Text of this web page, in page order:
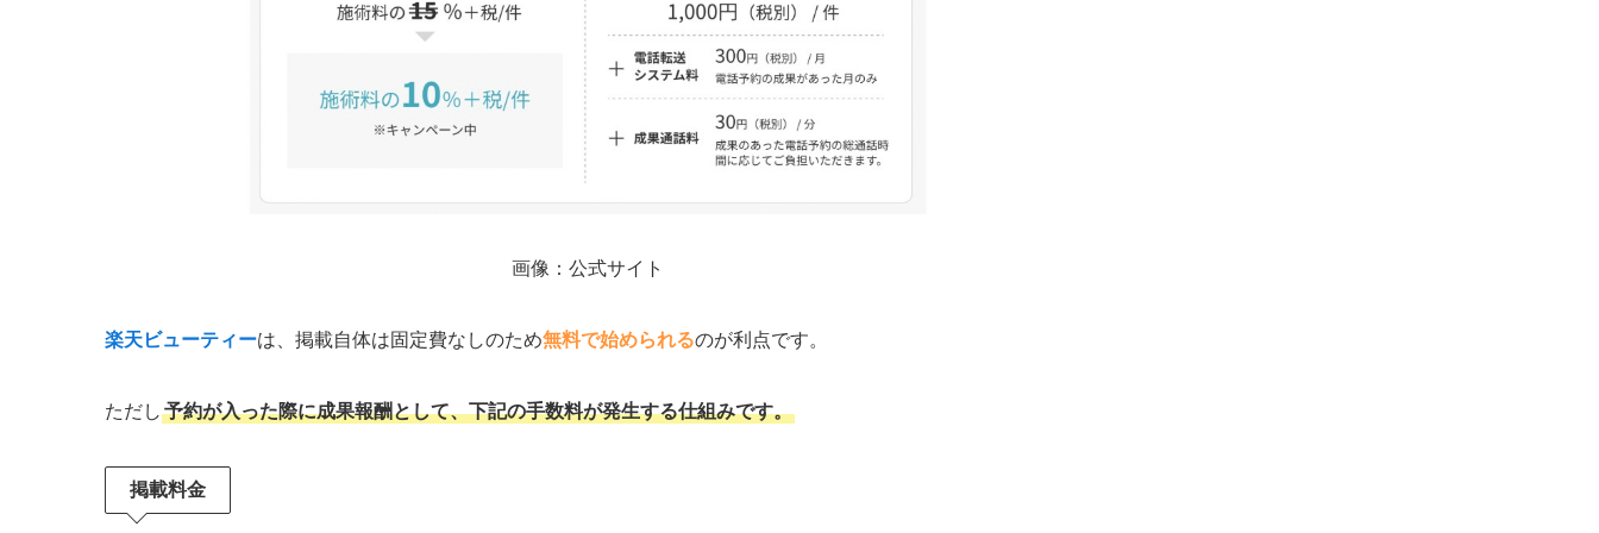
画像：公式サイト
楽天ビューティーは、掲載自体は固定費なしのため無料で始められるのが利点です。
ただし 予約が入った際に成果報酬として、下記の手数料が発生する仕組みです。
掲載料金